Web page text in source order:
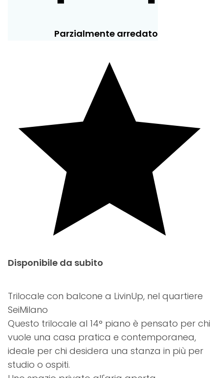
Parzialmente arredato
Disponibile da subito
Trilocale con balcone a LivinUp, nel quartiere
SeiMilano
Questo trilocale al 14° piano è pensato per chi
vuole una casa pratica e contemporanea,
ideale per chi desidera una stanza in più per
studio o ospiti.